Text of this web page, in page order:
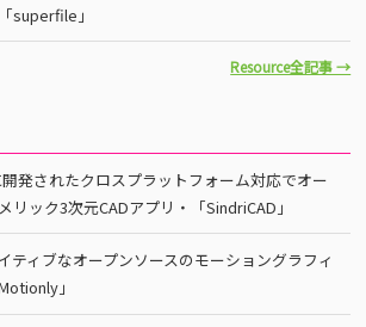
superfile」
Resource全記事 →
発されたクロスプラットフォーム対応でオー
リック3次元CADアプリ・「SindriCAD」
ティブなオープンソースのモーショングラフィ
」